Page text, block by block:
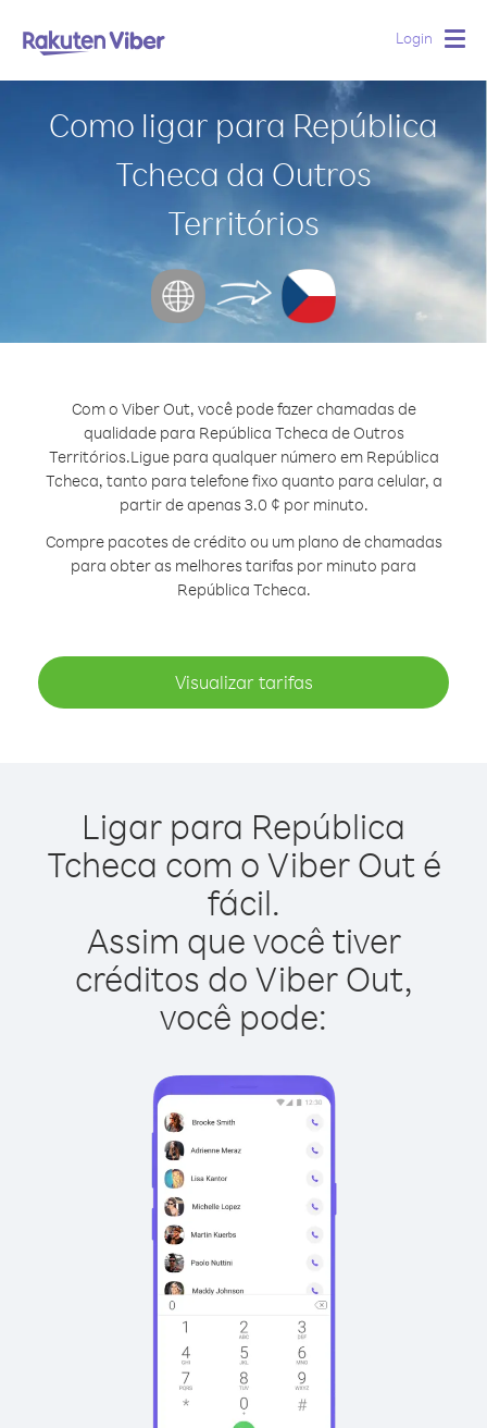
Login
Como ligar para República
Tcheca da Outros
Territórios
Com o Viber Out, você pode fazer chamadas de
qualidade para República Tcheca de Outros
Territórios.Ligue para qualquer número em República
Tcheca, tanto para telefone fixo quanto para celular, a
partir de apenas 3.0 ¢ por minuto.
Compre pacotes de crédito ou um plano de chamadas
para obter as melhores tarifas por minuto para
República Tcheca.
Visualizar tarifas
Ligar para República
Tcheca com o Viber Out é
fácil.
Assim que você tiver
créditos do Viber Out,
você pode: